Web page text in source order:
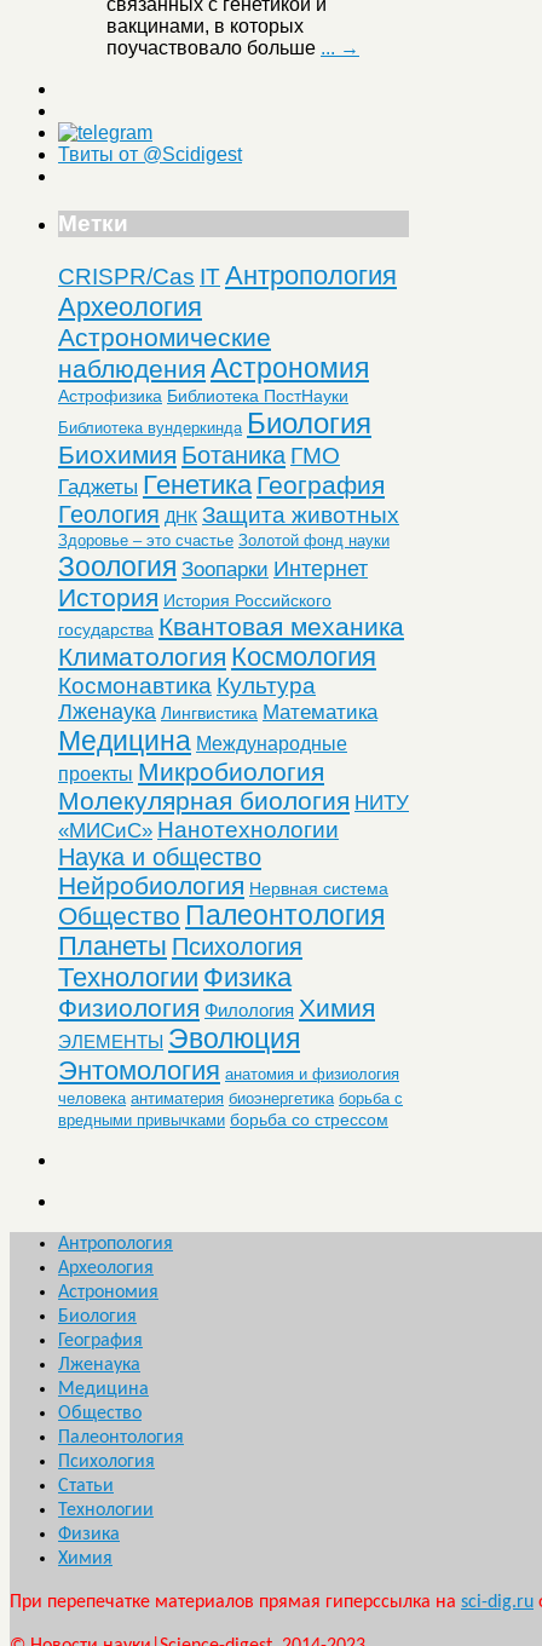
связанных с генетикой и
вакцинами, в которых
поучаствовало больше ... →
Твиты от @Scidigest
Метки
CRISPR/Cas ITАнтропология
Археология
Астрономические
наблюдения Астрономия
Астрофизика Библиотека ПостНауки
Библиотека вундеркинда Биология
Биохимия Ботаника ГМО
Гаджеты Генетика География
Геология ДНК Защита животных
Здоровье – это счастье Золотой фонд науки
Зоология Зоопарки Интернет
История История Российского
государства Квантовая механика
Климатология Космология
Космонавтика Культура
Лженаука Лингвистика Математика
Медицина Международные
проекты Микробиология
Молекулярная биология НИТУ
«МИСиС» Нанотехнологии
Наука и общество
Нейробиология Нервная система
Общество Палеонтология
Планеты Психология
Технологии Физика
Физиология Филология Химия
ЭЛЕМЕНТЫ Эволюция
Энтомология анатомия и физиология
человека антиматерия биоэнергетика борьба с
вредными привычками борьба со стрессом
Антропология
Археология
Астрономия
Биология
География
Лженаука
Медицина
Общество
Палеонтология
Психология
Статьи
Технологии
Физика
Химия
При перепечатке материалов прямая гиперссылка на sci-dig.ru